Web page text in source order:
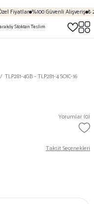
Fiyatlar %100 Güvenli Alışveriş ₺
TLP281-4GB - TLP281-4 SOIC-16
Yorumlar (0)
Taksit Seçenekleri